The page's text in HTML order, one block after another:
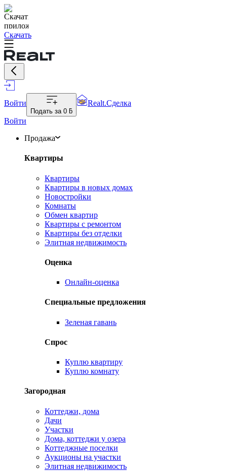
Скачать
Войти
Подать за 0 ƃ
Realt.Сделка
Войти
Продажа
Квартиры
Квартиры
Квартиры в новых домах
Новостройки
Комнаты
Обмен квартир
Квартиры с ремонтом
Квартиры без отделки
Элитная недвижимость
Оценка
Онлайн-оценка
Специальные предложения
Зеленая гавань
Спрос
Куплю квартиру
Куплю комнату
Загородная
Коттеджи, дома
Дачи
Участки
Дома, коттеджи у озера
Коттеджные поселки
Аукционы на участки
Элитная недвижимость